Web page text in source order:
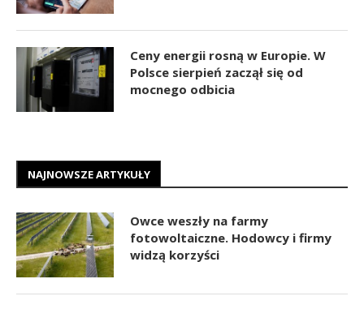
Ceny energii rosną w Europie. W
Polsce sierpień zaczął się od
mocnego odbicia
NAJNOWSZE ARTYKUŁY
Owce weszły na farmy
fotowoltaiczne. Hodowcy i firmy
widzą korzyści